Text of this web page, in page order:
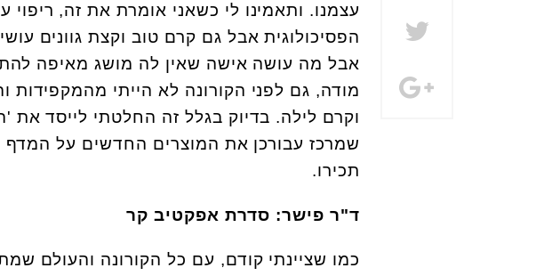
עצמנו. ותאמינו לי כשאני אומרת את זה,
הפסיכולוגית אבל גם קרם טוב וקצת גוונים
אבל מה עושה אישה שאין לה מושג מאיפה
מודה, גם לפני הקורונה לא הייתי מהמקפידות
וקרם לילה. בדיוק בגלל זה החלטתי לייסד
שמרכז עבורכן את המוצרים החדשים על המדף
תכירו.
ד"ר פישר: סדרת אפקטיב קר
כמו שציינתי קודם, עם כל הקורונה והעולם